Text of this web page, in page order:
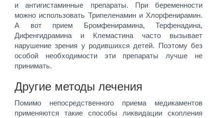
и антигистаминные препараты. При беременности
можно использовать Трипеленамин и Хлорфенирамин.
А вот прием Бромфенирамина, Терфенадина,
Дифенгидрамина и Клемастина часто вызывает
нарушение зрения у родившихся детей. Поэтому без
особой необходимости эти препараты лучше не
принимать.
Другие методы лечения
Помимо непосредственного приема медикаментов
применяются такие способы ликвидации скопления